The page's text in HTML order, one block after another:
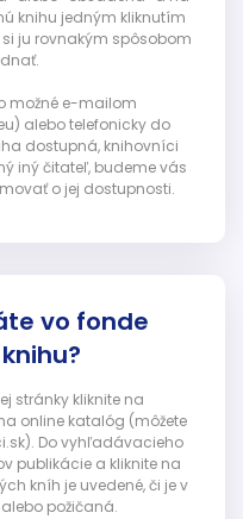
knihu jedným kliknutím
si ju rovnakým spôsobom
možné e-mailom
alebo telefonicky do
dostupná, knihovníci
iný čitateľ, budeme vás
o jej dostupnosti.
vo fonde
stránky kliknite na
online katalóg (môžete
Do vyhľadávacieho
publikácie a kliknite na
kníh je uvedené, či je v
požičaná.